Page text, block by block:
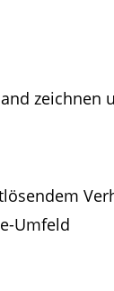
zeichnen
Umfeld